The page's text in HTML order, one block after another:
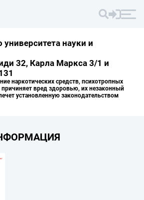
науки и
32, Карла Маркса 3/1 и
наркотических средств, психотропных
причиняет вред здоровью, их незаконный
установленную законодательством